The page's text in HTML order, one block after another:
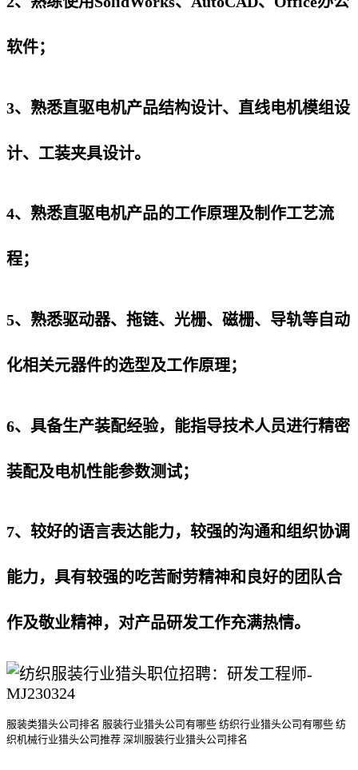
软件；
3、熟悉直驱电机产品结构设计、直线电机模组设
计、工装夹具设计。
4、熟悉直驱电机产品的工作原理及制作工艺流
程；
5、熟悉驱动器、拖链、光栅、磁栅、导轨等自动
化相关元器件的选型及工作原理；
6、具备生产装配经验，能指导技术人员进行精密
装配及电机性能参数测试；
7、较好的语言表达能力，较强的沟通和组织协调
能力，具有较强的吃苦耐劳精神和良好的团队合
作及敬业精神，对产品研发工作充满热情。
服装类猎头公司排名 服装行业猎头公司有哪些 纺织行业猎头公司有哪些 纺
织机械行业猎头公司推荐 深圳服装行业猎头公司排名